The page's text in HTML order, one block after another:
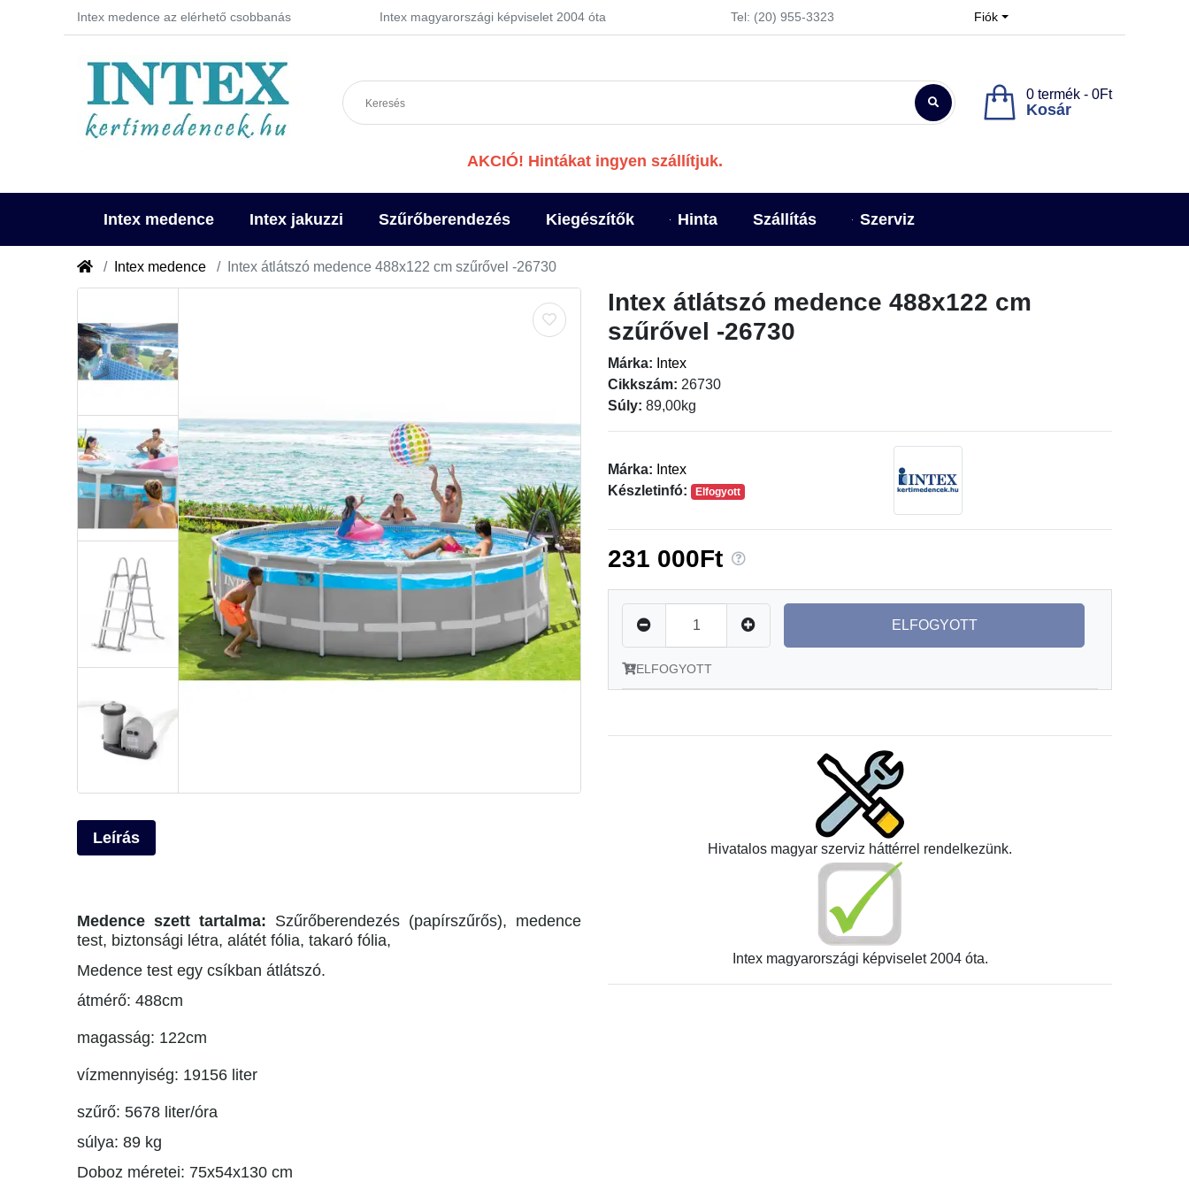
Intex medence az elérhető csobbanás Intex magyarországi képviselet 2004 óta Tel: (20) 955-3323 Fiók
Kosár
0 termék - 0Ft
AKCIÓ! Hintákat ingyen szállítjuk.
Intex medence Intex jakuzzi Szűrőberendezés Kiegészítők Hinta Szállítás Szerviz
Intex medence Intex átlátszó medence 488x122 cm szűrővel -26730
Leírás
Medence szett tartalma: Szűrőberendezés (papírszűrős), medence
test, biztonsági létra, alátét fólia, takaró fólia,
Medence test egy csíkban átlátszó.
átmérő: 488cm
magasság: 122cm
vízmennyiség: 19156 liter
szűrő: 5678 liter/óra
súlya: 89 kg
Doboz méretei: 75x54x130 cm
Intex átlátszó medence 488x122 cm
szűrővel -26730
Márka: Intex
Cikkszám: 26730
Súly: 89,00kg
Márka: Intex
Készletinfó:
Elfogyott
231 000Ft
ELFOGYOTT
ELFOGYOTT
Hivatalos magyar szerviz háttérrel rendelkezünk.
Intex magyarországi képviselet 2004 óta.